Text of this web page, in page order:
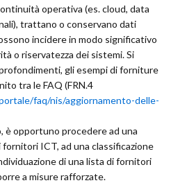
operativa (es. cloud, data
trattano o conservano dati
incidere in modo significativo
o riservatezza dei sistemi. Si
gli esempi di forniture
tra le FAQ (FRN.4
faq/nis/aggiornamento-delle-
è opportuno procedere ad una
ICT, ad una classificazione
di una lista di fornitori
a misure rafforzate.